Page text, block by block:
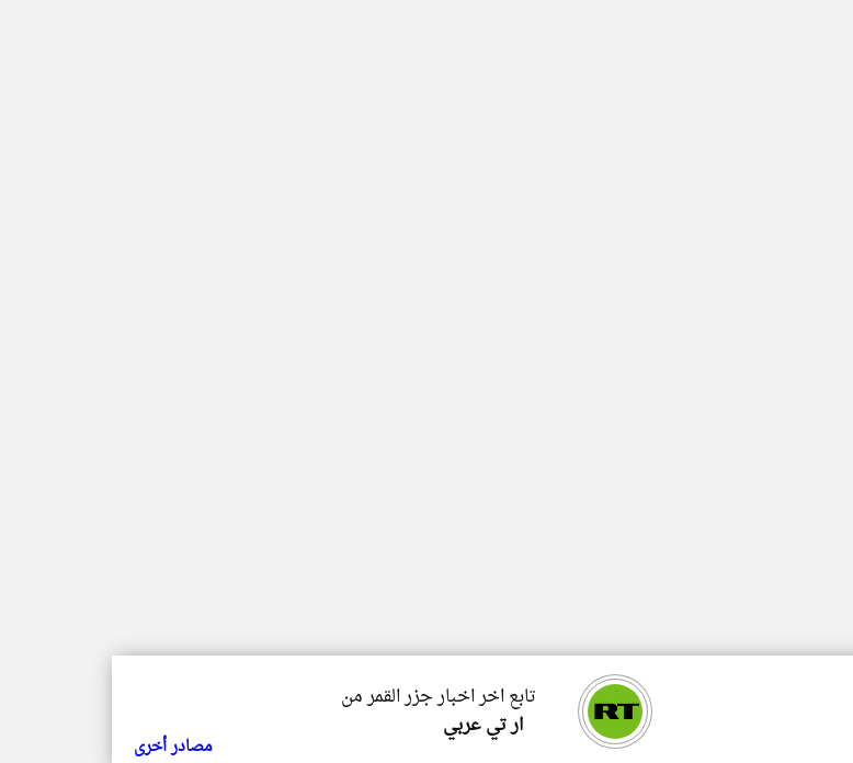
تابع اخر اخبار جزر القمر من
ار تي عربي
مصادر أخرى